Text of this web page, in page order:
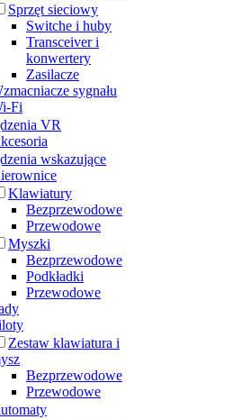
Sprzęt sieciowy
Switche i huby
Transceiver i
konwertery
Zasilacze
sygnału
Fi
VR
wskazujące
Klawiatury
Bezprzewodowe
Przewodowe
Myszki
Bezprzewodowe
Podkładki
Przewodowe
Zestaw klawiatura i
Bezprzewodowe
Przewodowe